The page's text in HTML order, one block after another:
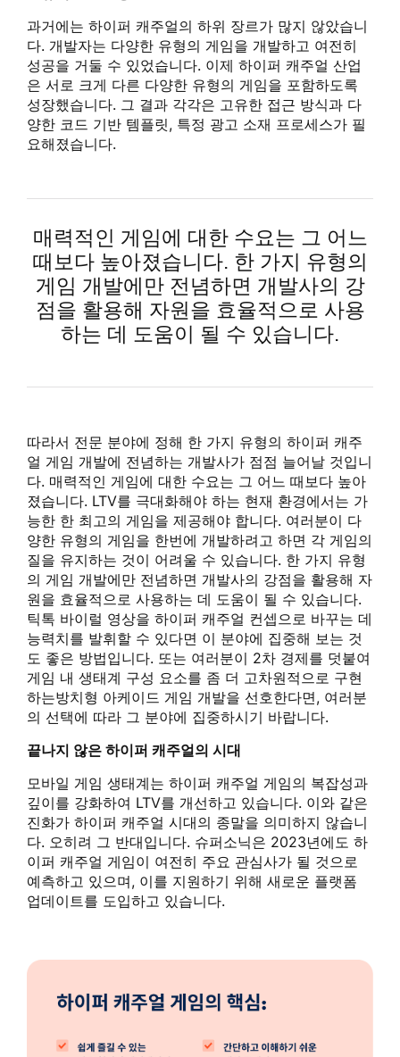
과거에는 하이퍼 캐주얼의 하위 장르가 많지 않았습니
다. 개발자는 다양한 유형의 게임을 개발하고 여전히
성공을 거둘 수 있었습니다. 이제 하이퍼 캐주얼 산업
은 서로 크게 다른 다양한 유형의 게임을 포함하도록
성장했습니다. 그 결과 각각은 고유한 접근 방식과 다
양한 코드 기반 템플릿, 특정 광고 소재 프로세스가 필
요해졌습니다.
매력적인 게임에 대한 수요는 그 어느
때보다 높아졌습니다. 한 가지 유형의
게임 개발에만 전념하면 개발사의 강
점을 활용해 자원을 효율적으로 사용
하는 데 도움이 될 수 있습니다.
따라서 전문 분야에 정해 한 가지 유형의 하이퍼 캐주
얼 게임 개발에 전념하는 개발사가 점점 늘어날 것입니
다. 매력적인 게임에 대한 수요는 그 어느 때보다 높아
졌습니다. LTV를 극대화해야 하는 현재 환경에서는 가
능한 한 최고의 게임을 제공해야 합니다. 여러분이 다
양한 유형의 게임을 한번에 개발하려고 하면 각 게임의
질을 유지하는 것이 어려울 수 있습니다. 한 가지 유형
의 게임 개발에만 전념하면 개발사의 강점을 활용해 자
원을 효율적으로 사용하는 데 도움이 될 수 있습니다.
틱톡 바이럴 영상을 하이퍼 캐주얼 컨셉으로 바꾸는 데
능력치를 발휘할 수 있다면 이 분야에 집중해 보는 것
도 좋은 방법입니다. 또는 여러분이 2차 경제를 덧붙여
게임 내 생태계 구성 요소를 좀 더 고차원적으로 구현
하는방치형 아케이드 게임 개발을 선호한다면, 여러분
의 선택에 따라 그 분야에 집중하시기 바랍니다.
끝나지 않은 하이퍼 캐주얼의 시대
모바일 게임 생태계는 하이퍼 캐주얼 게임의 복잡성과
깊이를 강화하여 LTV를 개선하고 있습니다. 이와 같은
진화가 하이퍼 캐주얼 시대의 종말을 의미하지 않습니
다. 오히려 그 반대입니다. 슈퍼소닉은 2023년에도 하
이퍼 캐주얼 게임이 여전히 주요 관심사가 될 것으로
예측하고 있으며, 이를 지원하기 위해 새로운 플랫폼
업데이트를 도입하고 있습니다.